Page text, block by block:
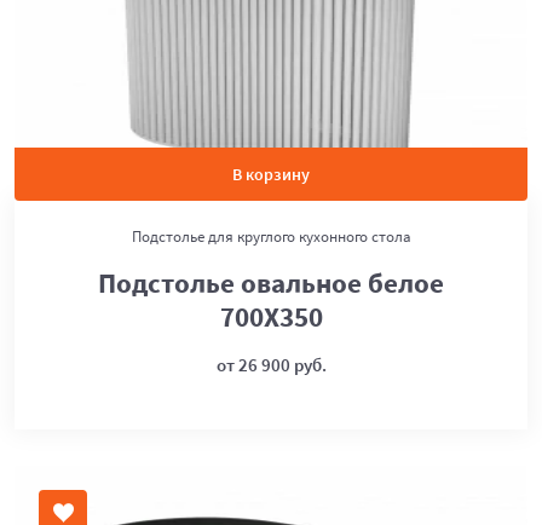
В корзину
Подстолье для круглого кухонного стола
Подстолье овальное белое
700Х350
от 26 900 руб.